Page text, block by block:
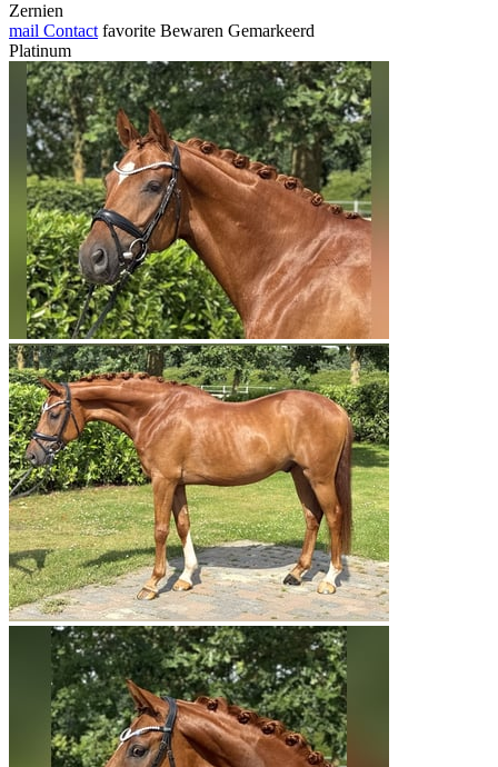
Zernien
mail Contact favorite Bewaren Gemarkeerd
Platinum